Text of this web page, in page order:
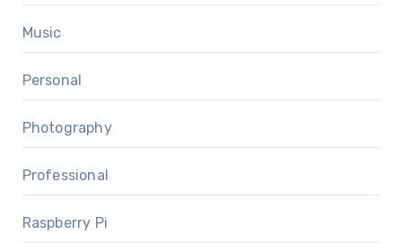
Music
Personal
Photography
Professional
Raspberry Pi